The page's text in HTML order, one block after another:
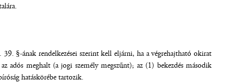
§-ának rendelkezései szerint kell eljárni, ha a végrehajtható okirat
adós meghalt (a jogi személy megszűnt); az (1) bekezdés második
hatáskörébe tartozik.